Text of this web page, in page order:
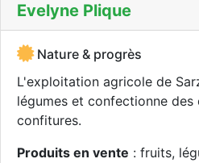
Evelyne Plique
Nature & progrès
L'exploitation agricole de
légumes et confectionne des
confitures.
Produits en vente : fruits,